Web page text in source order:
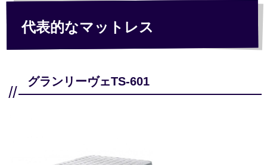
代表的なマットレス
グランリーヴェTS-601